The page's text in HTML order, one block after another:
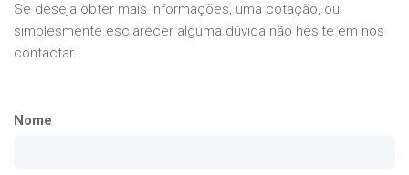
Se deseja obter mais informações, uma cotação, ou
simplesmente esclarecer alguma dúvida não hesite em nos
contactar.
Nome